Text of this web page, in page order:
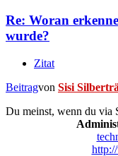
Re: Woran
wurde?
Zitat
Beitragvon Sisi
Du meinst, wenn du via